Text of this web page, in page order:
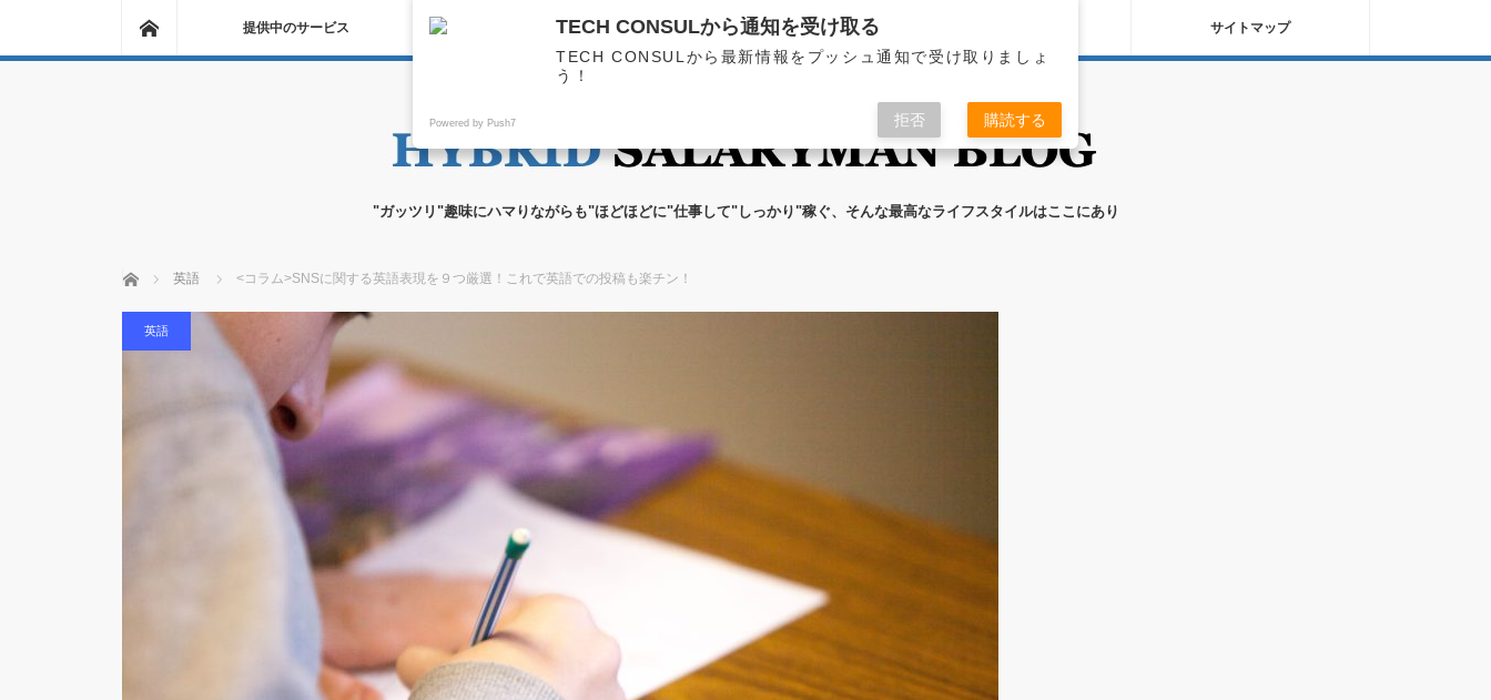
提供中のサービス 無料メール講座 ブログの執筆者 サイトマップ
"ガッツリ"趣味にハマりながらも"ほどほどに"仕事して"しっかり"稼ぐ、そんな最高なライフスタイルはここにあり
ホーム 英語 <コラム>SNSに関する英語表現を９つ厳選！これで英語での投稿も楽チン！
英語
TECH CONSULから通知を受け取る
TECH CONSULから最新情報をプッシュ通知で受け取りましょ
う！
Powered by Push7 拒否 購読する